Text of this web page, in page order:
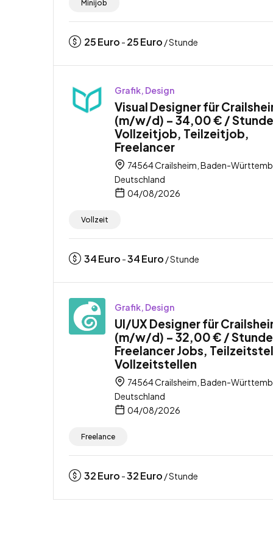
Minijob
25Euro - 25Euro / Stunde
Grafik, Design
Visual Designer für
(m/w/d) – 34,00 € /
Vollzeitjob, Teilzeitjob,
Freelancer
74564 Crailsheim, Baden-
Deutschland
04/08/2026
Vollzeit
34Euro -34Euro / Stunde
Grafik, Design
UI/UX Designer für
(m/w/d) – 32,00 € /
Freelancer Jobs,
Vollzeitstellen
74564 Crailsheim, Baden-
Deutschland
04/08/2026
Freelance
32Euro -32Euro / Stunde